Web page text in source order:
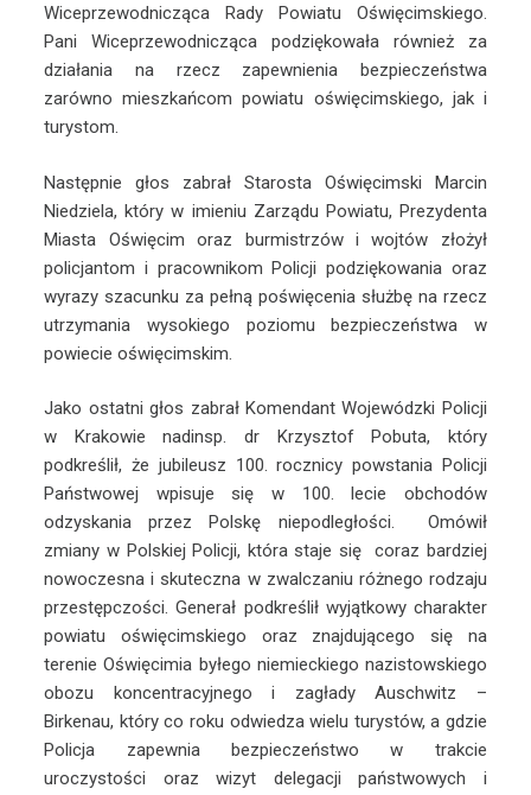
Wiceprzewodnicząca Rady Powiatu Oświęcimskiego.
Pani Wiceprzewodnicząca podziękowała również za
działania na rzecz zapewnienia bezpieczeństwa
zarówno mieszkańcom powiatu oświęcimskiego, jak i
turystom.
Następnie głos zabrał Starosta Oświęcimski Marcin
Niedziela, który w imieniu Zarządu Powiatu, Prezydenta
Miasta Oświęcim oraz burmistrzów i wojtów złożył
policjantom i pracownikom Policji podziękowania oraz
wyrazy szacunku za pełną poświęcenia służbę na rzecz
utrzymania wysokiego poziomu bezpieczeństwa w
powiecie oświęcimskim.
Jako ostatni głos zabrał Komendant Wojewódzki Policji
w Krakowie nadinsp. dr Krzysztof Pobuta, który
podkreślił, że jubileusz 100. rocznicy powstania Policji
Państwowej wpisuje się w 100. lecie obchodów
odzyskania przez Polskę niepodległości. Omówił
zmiany w Polskiej Policji, która staje się coraz bardziej
nowoczesna i skuteczna w zwalczaniu różnego rodzaju
przestępczości. Generał podkreślił wyjątkowy charakter
powiatu oświęcimskiego oraz znajdującego się na
terenie Oświęcimia byłego niemieckiego nazistowskiego
obozu koncentracyjnego i zagłady Auschwitz –
Birkenau, który co roku odwiedza wielu turystów, a gdzie
Policja zapewnia bezpieczeństwo w trakcie
uroczystości oraz wizyt delegacji państwowych i